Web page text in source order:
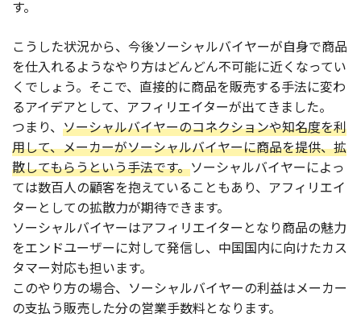
す。
こうした状況から、今後ソーシャルバイヤーが自身で商品
を仕入れるようなやり方はどんどん不可能に近くなってい
くでしょう。そこで、直接的に商品を販売する手法に変わ
るアイデアとして、アフィリエイターが出てきました。
つまり、 ソーシャルバイヤーのコネクションや知名度を利
用して、メーカーがソーシャルバイヤーに商品を提供、拡
散してもらうという手法です。ソーシャルバイヤーによっ
ては数百人の顧客を抱えていることもあり、アフィリエイ
ターとしての拡散力が期待できます。
ソーシャルバイヤーはアフィリエイターとなり商品の魅力
をエンドユーザーに対して発信し、中国国内に向けたカス
タマー対応も担います。
このやり方の場合、ソーシャルバイヤーの利益はメーカー
の支払う販売した分の営業手数料となります。